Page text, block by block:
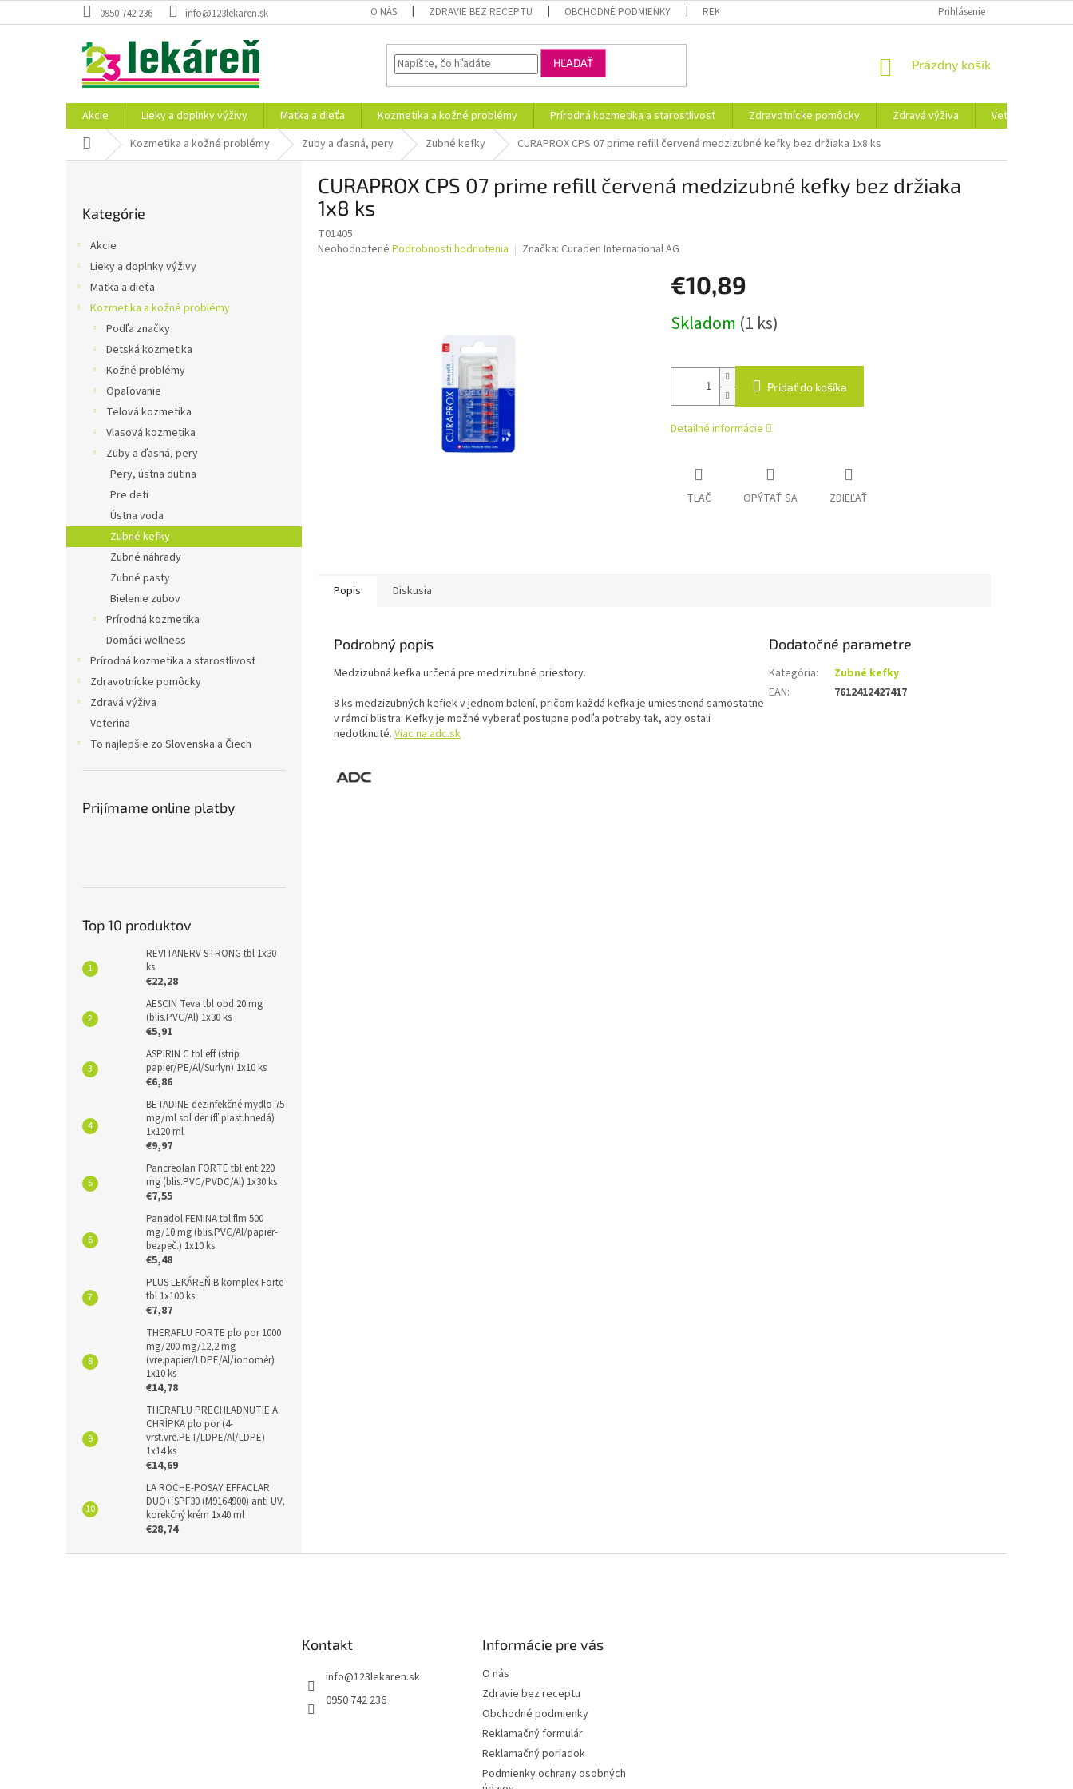
na
0950 742 236 info@123lekaren.sk O NÁS ZDRAVIE BEZ RECEPTU OBCHODNÉ PODMIENKY REKLAMAČNÝ FORMULÁR REKLAMAČNÝ PORIADOKPrihlásenie
HĽADAŤ
NÁKUPNÝ
Prázdny košík
Akcie Lieky a doplnky výživy Matka a dieťa Kozmetika a kožné problémy Prírodná kozmetika a starostlivosť Zdravotnícke pomôcky Zdravá výživa Veterina
DomovKozmetika a kožné problémy Zuby a ďasná, pery Zubné kefky CURAPROX CPS 07 prime refill červená medzizubné kefky bez držiaka 1x8 ks
kategórie
Kategórie
Akcie
Lieky a doplnky výživy
Matka a dieťa
Kozmetika a kožné problémy
Podľa značky
Detská kozmetika
Kožné problémy
Opaľovanie
Telová kozmetika
Vlasová kozmetika
Zuby a ďasná, pery
Pery, ústna dutina
Pre deti
Ústna voda
Zubné kefky
Zubné náhrady
Zubné pasty
Bielenie zubov
Prírodná kozmetika
Domáci wellness
Prírodná kozmetika a starostlivosť
Zdravotnícke pomôcky
Zdravá výživa
Veterina
To najlepšie zo Slovenska a Čiech
Prijímame online platby
Top 10 produktov
REVITANERV STRONG tbl 1x30
ks
€22,28
AESCIN Teva tbl obd 20 mg
(blis.PVC/Al) 1x30 ks
€5,91
ASPIRIN C tbl eff (strip
papier/PE/Al/Surlyn) 1x10 ks
€6,86
BETADINE dezinfekčné mydlo 75
mg/ml sol der (fľ.plast.hnedá)
1x120 ml
€9,97
Pancreolan FORTE tbl ent 220
mg (blis.PVC/PVDC/Al) 1x30 ks
€7,55
Panadol FEMINA tbl flm 500
mg/10 mg (blis.PVC/Al/papier-
bezpeč.) 1x10 ks
€5,48
PLUS LEKÁREŇ B komplex Forte
tbl 1x100 ks
€7,87
THERAFLU FORTE plo por 1000
mg/200 mg/12,2 mg
(vre.papier/LDPE/Al/ionomér)
1x10 ks
€14,78
THERAFLU PRECHLADNUTIE A
CHRÍPKA plo por (4-
vrst.vre.PET/LDPE/Al/LDPE)
1x14 ks
€14,69
LA ROCHE-POSAY EFFACLAR
DUO+ SPF30 (M9164900) anti UV,
korekčný krém 1x40 ml
€28,74
CURAPROX CPS 07 prime refill červená medzizubné kefky bez držiaka
1x8 ks
T01405
Priemerné
Neohodnotené Podrobnosti hodnotenia Značka: Curaden International AG
€10,89
cena:
Skladom (1 ks)
Pridať do košíka
Detailné informácie
TLAČ OPÝTAŤ SA ZDIEĽAŤ
Popis Diskusia
Podrobný popis
Medzizubná kefka určená pre medzizubné priestory.
8 ks medzizubných kefiek v jednom balení, pričom každá kefka je umiestnená samostatne
v rámci blistra. Kefky je možné vyberať postupne podľa potreby tak, aby ostali
nedotknuté. Viac na adc.sk
Dodatočné parametre
Kategória:
Zubné kefky
EAN: 7612412427417
Kontakt
info@123lekaren.sk
0950 742 236
Informácie pre vás
O nás
Zdravie bez receptu
Obchodné podmienky
Reklamačný formulár
Reklamačný poriadok
Podmienky ochrany osobných